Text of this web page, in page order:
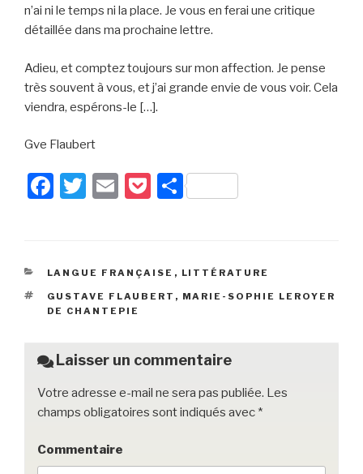
n’ai ni le temps ni la place. Je vous en ferai une critique
détaillée dans ma prochaine lettre.
Adieu, et comptez toujours sur mon affection. Je pense
très souvent à vous, et j’ai grande envie de vous voir. Cela
viendra, espérons-le […].
Gve Flaubert
F
e
b
o
k
T
er
E
P
k
et
P
g
er
CATÉGORIES
LANGUE FRANÇAISE , LITTÉRATURE
ÉTIQUETTES
GUSTAVE FLAUBERT , MARIE-SOPHIE LEROYER
DE CHANTEPIE
Laisser un commentaire
Votre adresse e-mail ne sera pas publiée. Les
champs obligatoires sont indiqués avec *
Commentaire